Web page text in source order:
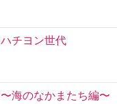
チヨン世代
海のなかまたち編〜